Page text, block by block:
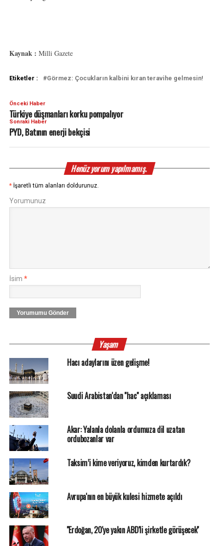
Kaynak : Milli Gazete
Etiketler : Görmez: Çocukların kalbini kıran teravihe gelmesin!
Önceki Haber
Türkiye düşmanları korku pompalıyor
Sonraki Haber
PYD, Batının enerji bekçisi
Henüz yorum yapılmamış.
* İşaretli tüm alanları doldurunuz.
Yorumunuz
İsim *
Yorumumu Gönder
Yaşam
Hacı adaylarını üzen gelişme!
Suudi Arabistan'dan ''hac'' açıklaması
Akar: Yalanla dolanla ordumuza dil uzatan
ordubozanlar var
Taksim’i kime veriyoruz, kimden kurtardık?
Avrupa'nın en büyük kulesi hizmete açıldı
''Erdoğan, 20'ye yakın ABD'li şirketle görüşecek''